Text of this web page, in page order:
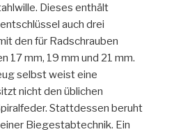
Dieses enthält
auch drei
den für Radschrauben
17 mm, 19 mm und 21 mm.
selbst weist eine
nicht den üblichen
Stattdessen beruht
Biegestabtechnik. Ein